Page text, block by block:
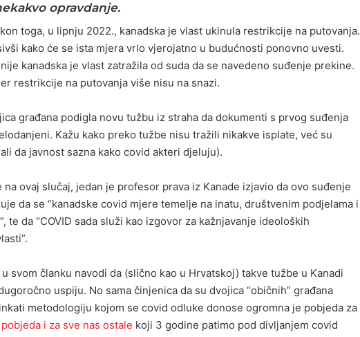
opravdanje.
toga, u lipnju 2022., kanadska je vlast ukinula restrikcije na putovanja.
kako će se ista mjera vrlo vjerojatno u budućnosti ponovno uvesti.
kanadska je vlast zatražila od suda da se navedeno suđenje prekine.
restrikcije na putovanja više nisu na snazi.
građana podigla novu tužbu iz straha da dokumenti s prvog suđenja
Kažu kako preko tužbe nisu tražili nikakve isplate, već su
da javnost sazna kako covid akteri djeluju).
na ovaj slučaj, jedan je profesor prava iz Kanade izjavio da ovo suđenje
da se “kanadske covid mjere temelje na inatu, društvenim podjelama i
te da “COVID sada služi kao izgovor za kažnjavanje ideoloških
u svom članku navodi da (slično kao u Hrvatskoj) takve tužbe u Kanadi
uspiju. No sama činjenica da su dvojica “običnih” građana
metodologiju kojom se covid odluke donose ogromna je pobjeda za
i za sve nas ostale koji 3 godine patimo pod divljanjem covid